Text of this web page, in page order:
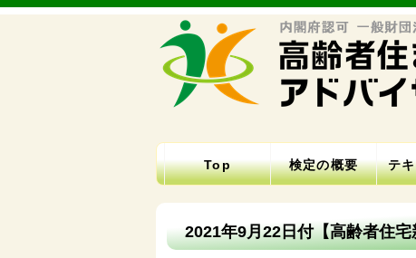
Top 検定の概要 テ
2021年9月22日付【高齢者住